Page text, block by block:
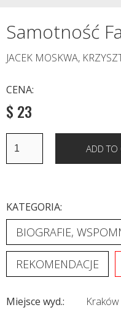
Samotność
JACEK MOSKWA,
CENA:
$ 23
KATEGORIA:
BIOGRAFIE,
REKOMENDACJE
Miejsce wyd.:
Kraków